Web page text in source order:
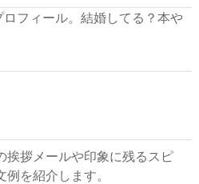
フィール。結婚してる？本や
挨拶メールや印象に残るスピ
例を紹介します。